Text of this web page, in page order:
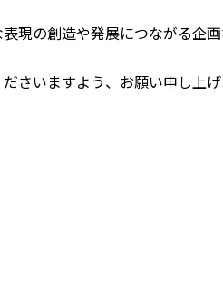
現の創造や発展につながる企
さいますよう、お願い申し上げ